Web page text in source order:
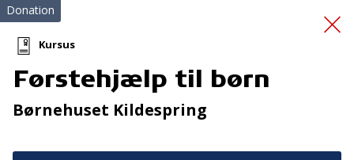
Uddeling af sund
Donation
Kursus
Førstehjælp til børn
Børnehuset Kildespring